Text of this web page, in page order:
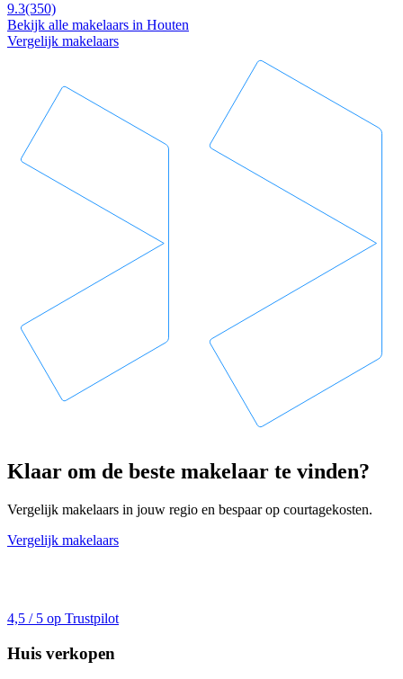
9.3(350)
Bekijk alle makelaars in Houten
Vergelijk makelaars
Klaar om de beste makelaar te vinden?
Vergelijk makelaars in jouw regio en bespaar op courtagekosten.
Vergelijk makelaars
4,5 / 5 op Trustpilot
Huis verkopen